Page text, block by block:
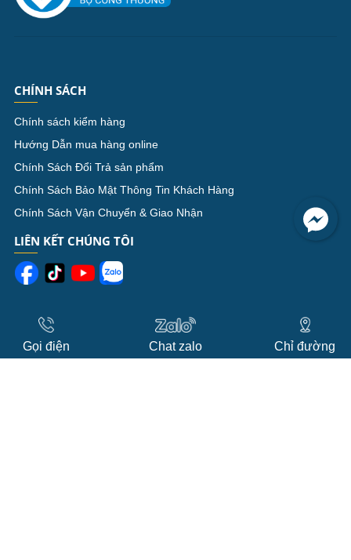
CHÍNH SÁCH
Chính sách kiểm hàng
Hướng Dẫn mua hàng online
Chính Sách Đổi Trả sản phẩm
Chính Sách Bảo Mật Thông Tin Khách Hàng
Chính Sách Vận Chuyển & Giao Nhận
LIÊN KẾT CHÚNG TÔI
Gọi điện Chat zalo Chỉ đường